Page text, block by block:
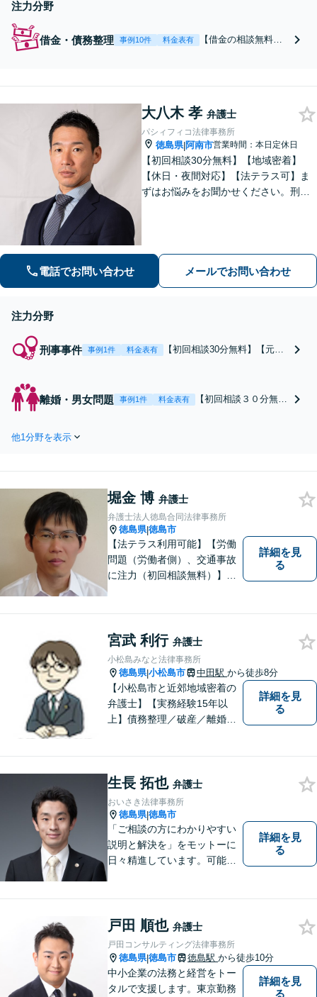
注力分野
借金・債務整理 事例10件 料金表有
【借金の相談無料】
せます【自己破産の
借金をゼロに【破産
管財人経験有】【他
士業とも連携】専門
知識と豊富な経験で
スピード解決へ【分
大八木 孝 弁護士
パシィフィコ法律事務所
徳島県|阿南市営業時間：本日定休日
【初回相談30分無料】【地域密着】
【休日・夜間対応】【法テラス可】ま
ずはお悩みをお聞かせください。刑事
状況から抜け出すお手伝いをします。
電話でお問い合わせ メールでお問い合わせ
注力分野
刑事事件 事例1件 料金表有
【初回相談30分無料】【元検
かし、捜査機関の動きを正確
に予測し、最善の弁護方針を
離婚・男女問題 事例1件 料金表有
【初回相談３０分無
議・調停・裁判などの
対応し、依頼者さまの
渉します。
他1分野を表示
堀金 博 弁護士
弁護士法人徳島合同法律事務所
徳島県|徳島市
【法テラス利用可能】【労働
問題（労働者側）、交通事故
に注力（初回相談無料）】市
務整理など）を中心に、社会
的事件にも対応いたします。
お気軽にご相談ください。
詳細を見
る
宮武 利行 弁護士
小松島みなと法律事務所
徳島県|小松島市 中田駅 から徒歩8分
【小松島市と近郊地域密着の
弁護士】【実務経験15年以
上】債務整理／破産／離婚／
幅広くご相談を受付中。実務
経験15年以上の弁護士が誠
実、丁寧に対応致します。
【無料相談あり】
詳細を見
る
生長 拓也 弁護士
おいさき法律事務所
徳島県|徳島市
「ご相談の方にわかりやすい
説明と解決を」をモットーに
日々精進しています。可能な
詳細を見
る
戸田 順也 弁護士
戸田コンサルティング法律事務所
徳島県|徳島市 徳島駅 から徒歩10分
中小企業の法務と経営をトー
タルで支援します。東京勤務
詳細を見
る